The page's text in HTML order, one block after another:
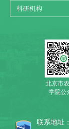
科研机构
北京市
学院公
联系地址